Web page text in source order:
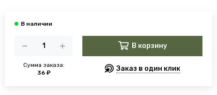
Сумма заказа:
36 ₽
В корзину
Заказ в один клик